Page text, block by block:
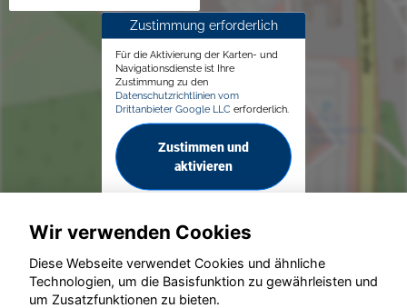
Zustimmung erforderlich
Für die Aktivierung der Karten- und
Navigationsdienste ist Ihre
Zustimmung zu den
Datenschutzrichtlinien vom
Drittanbieter Google LLC erforderlich.
Zustimmen und
aktivieren
© konjunkturmotor.de GmbH 2020 - 2026
Wir verwenden Cookies
Diese Webseite verwendet Cookies und ähnliche
Technologien, um die Basisfunktion zu gewährleisten und
um Zusatzfunktionen zu bieten.